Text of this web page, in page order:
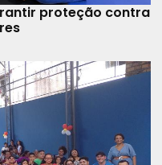
proteção contra